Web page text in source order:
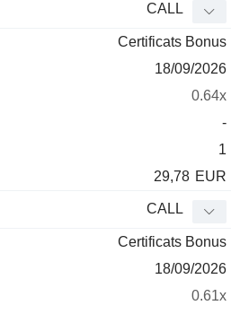
Elasticité Levier Parité
CALL
Certificats Bonus
18/09/2026
0.64x
-
1
29,78 EUR
CALL
Certificats Bonus
18/09/2026
0.61x